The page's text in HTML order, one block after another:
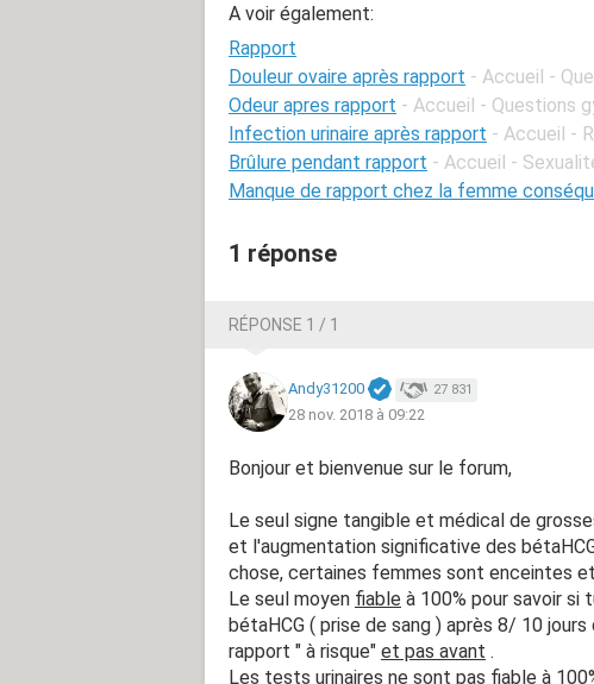
A voir également:
Rapport
Douleur ovaire après rapport - Accueil -
Odeur apres rapport - Accueil - Questions
Infection urinaire après rapport - Accueil -
Brûlure pendant rapport - Accueil -
Manque de rapport chez la femme
1 réponse
RÉPONSE 1 / 1
Andy31200 27 831
28 nov. 2018 à 09:22
Bonjour et bienvenue sur le forum,
Le seul signe tangible et médical de
et l'augmentation significative des
chose, certaines femmes sont enceintes
Le seul moyen fiable à 100% pour savoir si
bétaHCG ( prise de sang ) après 8/ 10
rapport " à risque" et pas avant .
Les tests urinaires ne sont pas fiable à